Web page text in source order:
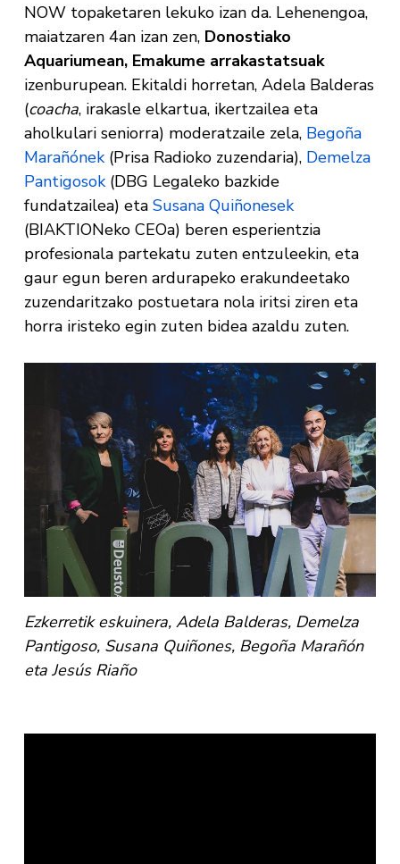
NOW topaketaren lekuko izan da. Lehenengoa,
maiatzaren 4an izan zen, Donostiako
Aquariumean, Emakume arrakastatsuak
izenburupean. Ekitaldi horretan, Adela Balderas
(coacha, irakasle elkartua, ikertzailea eta
aholkulari seniorra) moderatzaile zela, Begoña
Marañónek(Prisa Radioko zuzendaria), Demelza
Pantigosok(DBG Legaleko bazkide
fundatzailea) eta Susana Quiñonesek
(BIAKTIONeko CEOa) beren esperientzia
profesionala partekatu zuten entzuleekin, eta
gaur egun beren ardurapeko erakundeetako
zuzendaritzako postuetara nola iritsi ziren eta
horra iristeko egin zuten bidea azaldu zuten.
Ezkerretik eskuinera, Adela Balderas, Demelza
Pantigoso, Susana Quiñones, Begoña Marañón
eta Jesús Riaño